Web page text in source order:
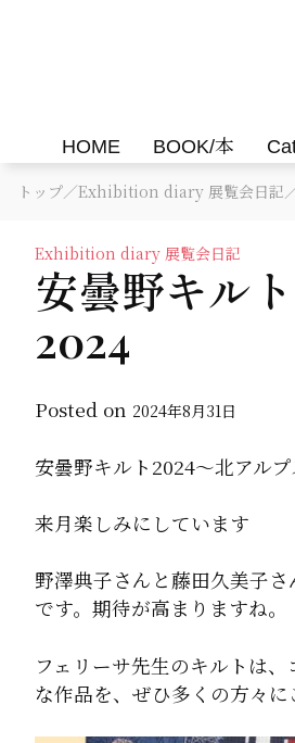
HOME BOOK/本
トップ／Exhibition diary 展覧会日記
Exhibition diary 展覧会日記
安曇野キル
2024
Posted on 2024年8月31日
安曇野キルト2024〜北アル
来月楽しみにしています
野澤典子さんと藤田久美子
です。期待が高まりますね。
フェリーサ先生のキルトは
な作品を、ぜひ多くの方々に